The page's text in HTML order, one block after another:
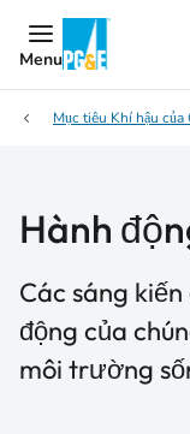
Menu
Mục tiêu Khí hậu của
Hành
Các sáng
động của
môi trường